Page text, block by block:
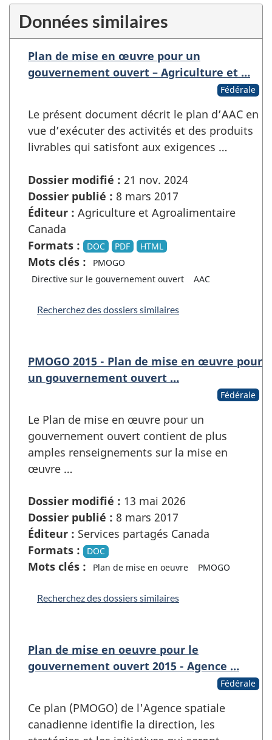
Données similaires
Plan de mise en œuvre pour un
gouvernement ouvert – Agriculture et …
Fédérale
Le présent document décrit le plan d’AAC en
vue d’exécuter des activités et des produits
livrables qui satisfont aux exigences …
Dossier modifié : 21 nov. 2024
Dossier publié : 8 mars 2017
Éditeur : Agriculture et Agroalimentaire
Canada
Formats :
DOC PDF HTML
Mots clés :
PMOGO
Directive sur le gouvernement ouvert
AAC
Recherchez des dossiers similaires
PMOGO 2015 - Plan de mise en œuvre pour
un gouvernement ouvert …
Fédérale
Le Plan de mise en œuvre pour un
gouvernement ouvert contient de plus
amples renseignements sur la mise en
œuvre …
Dossier modifié : 13 mai 2026
Dossier publié : 8 mars 2017
Éditeur : Services partagés Canada
Formats :
DOC
Mots clés : Plan de mise en oeuvre PMOGO
Recherchez des dossiers similaires
Plan de mise en oeuvre pour le
gouvernement ouvert 2015 - Agence …
Fédérale
Ce plan (PMOGO) de l'Agence spatiale
canadienne identifie la direction, les